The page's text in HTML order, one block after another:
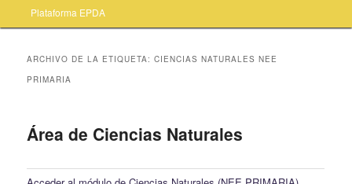
Plataforma EPDA
ARCHIVO DE LA ETIQUETA:CIENCIAS NATURALES NEE
PRIMARIA
Área de Ciencias Naturales